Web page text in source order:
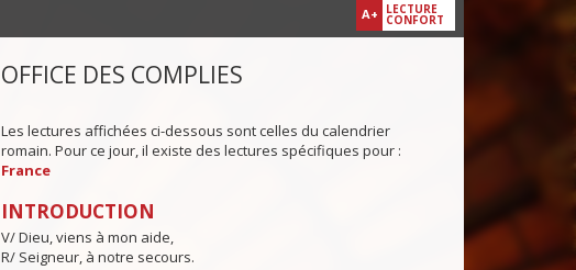
A+ LECTURE
CONFORT
OFFICE DES COMPLIES
Les lectures affichées ci-dessous sont celles du calendrier
romain. Pour ce jour, il existe des lectures spécifiques pour :
France
INTRODUCTION
V/ Dieu, viens à mon aide,
R/ Seigneur, à notre secours.